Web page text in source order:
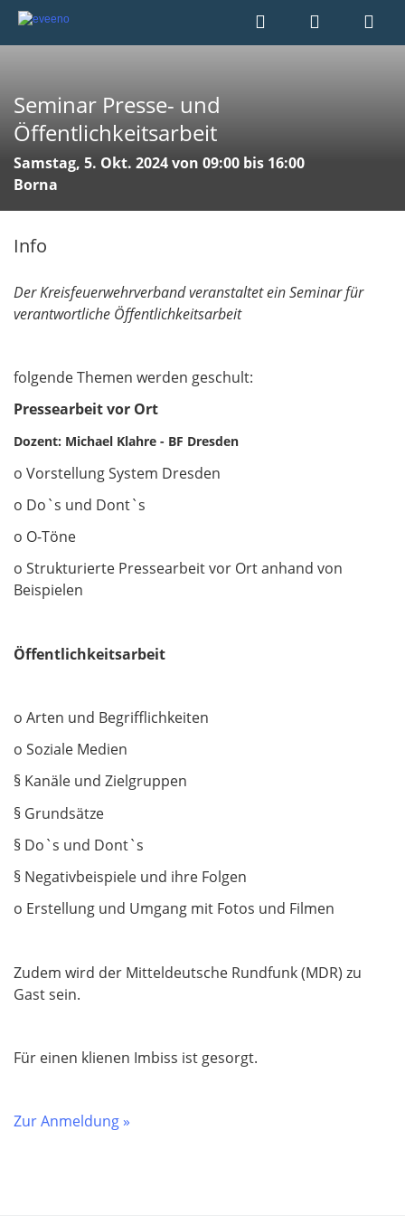
Seminar Presse- und
Öffentlichkeitsarbeit
Samstag, 5. Okt. 2024 von 09:00 bis 16:00
Borna
Info
Der Kreisfeuerwehrverband veranstaltet ein Seminar für
verantwortliche Öffentlichkeitsarbeit
folgende Themen werden geschult:
Pressearbeit vor Ort
Dozent: Michael Klahre - BF Dresden
o Vorstellung System Dresden
o Do`s und Dont`s
o O-Töne
o Strukturierte Pressearbeit vor Ort anhand von
Beispielen
Öffentlichkeitsarbeit
o Arten und Begrifflichkeiten
o Soziale Medien
§ Kanäle und Zielgruppen
§ Grundsätze
§ Do`s und Dont`s
§ Negativbeispiele und ihre Folgen
o Erstellung und Umgang mit Fotos und Filmen
Zudem wird der Mitteldeutsche Rundfunk (MDR) zu
Gast sein.
Für einen klienen Imbiss ist gesorgt.
Zur Anmeldung »